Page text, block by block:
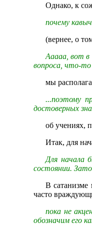
Однако, к
почему
(вернее, о
Ааааа, вот в
вопроса, что-
мы
...поэтому
достоверных
об учениях,
Итак, для
Для начала
состоянии. Зато
В сатанизме
часто
пока не
обозначим его